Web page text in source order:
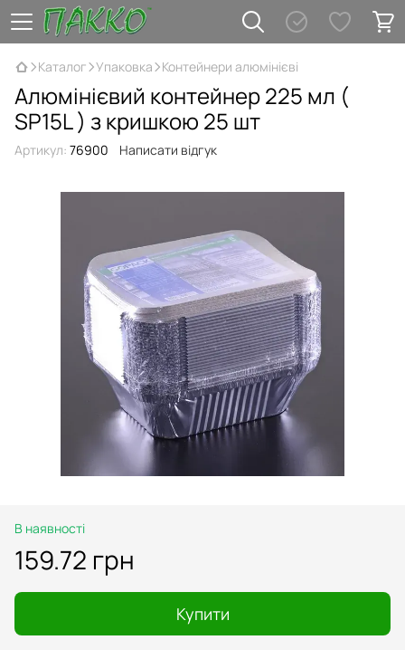
Каталог Упаковка Контейнери алюмінієві
Алюмінієвий контейнер 225 мл (
SP15L ) з кришкою 25 шт
Артикул: 76900 Написати відгук
В наявності
159.72 грн
Купити